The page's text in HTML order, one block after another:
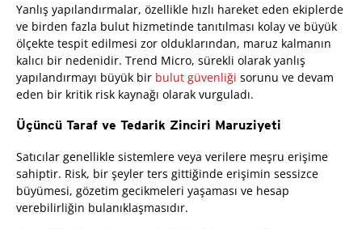
Yanlış yapılandırmalar, özellikle hızlı hareket eden ekiplerde
ve birden fazla bulut hizmetinde tanıtılması kolay ve büyük
ölçekte tespit edilmesi zor olduklarından, maruz kalmanın
kalıcı bir nedenidir. Trend Micro, sürekli olarak yanlış
yapılandırmayı büyük bir bulut güvenliği sorunu ve devam
eden bir kritik risk kaynağı olarak vurguladı.
Üçüncü Taraf ve Tedarik Zinciri Maruziyeti
Satıcılar genellikle sistemlere veya verilere meşru erişime
sahiptir. Risk, bir şeyler ters gittiğinde erişimin sessizce
büyümesi, gözetim gecikmeleri yaşaması ve hesap
verebilirliğin bulanıklaşmasıdır.